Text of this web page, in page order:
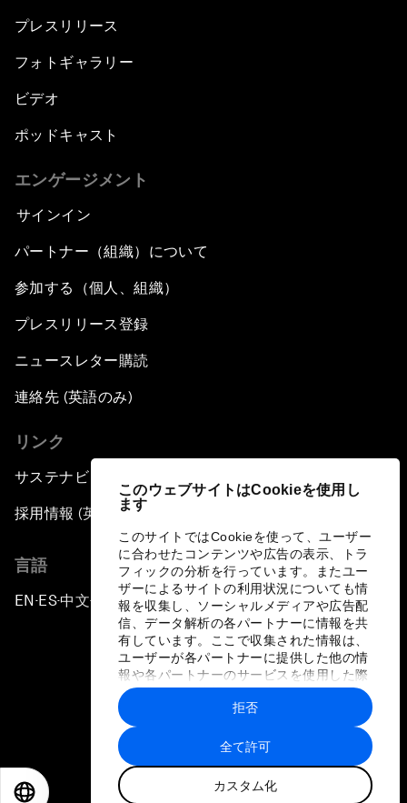
このウェブサイトはCookieを使用し
ます
このサイトではCookieを使って、ユーザー
に合わせたコンテンツや広告の表示、トラ
フィックの分析を行っています。またユー
ザーによるサイトの利用状況についても情
報を収集し、ソーシャルメディアや広告配
信、データ解析の各パートナーに情報を共
有しています。ここで収集された情報は、
ユーザーが各パートナーに提供した他の情
報や各パートナーのサービスを使用した際
に収集された情報と組み合わされ、各パー
トナーによって使用されることがありま
す。
全て許可
カスタム化
拒否
プレスリリース
フォトギャラリー
ビデオ
ポッドキャスト
エンゲージメント
サインイン
パートナー（組織）について
参加する（個人、組織）
プレスリリース登録
ニュースレター購読
連絡先 (英語のみ)
リンク
サステナビリティへの取り組み
採用情報 (英語のみ)
言語
EN ▪ES▪中文▪ 日本語
プライバシーポリシーと利用規約
サイトマップ
©
世界経済フォーラム